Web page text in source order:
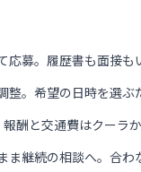
応募。履歴書も面接も
整。希望の日時を選ぶ
酬と交通費はクーラ
ま継続の相談へ。合わ